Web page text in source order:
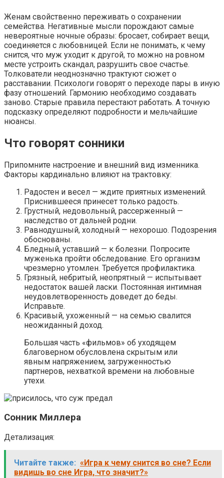
Женам свойственно переживать о сохранении
семейства. Негативные мысли порождают самые
невероятные ночные образы: бросает, собирает вещи,
соединяется с любовницей. Если не понимать, к чему
снится, что муж уходит к другой, то можно на ровном
месте устроить скандал, разрушить свое счастье.
Толкователи неоднозначно трактуют сюжет о
расставании. Психологи говорят о переходе пары в иную
фазу отношений. Гармонию необходимо создавать
заново. Старые правила перестают работать. А точную
подсказку определяют подробности и мельчайшие
нюансы.
Что говорят сонники
Припомните настроение и внешний вид изменника.
Факторы кардинально влияют на трактовку:
Радостен и весел — ждите приятных изменений.
Приснившееся принесет только радость.
Грустный, недовольный, рассерженный —
наследство от дальней родни.
Равнодушный, холодный — нехорошо. Подозрения
обоснованы.
Бледный, уставший — к болезни. Попросите
муженька пройти обследование. Его организм
чрезмерно утомлен. Требуется профилактика.
Грязный, небритый, неопрятный — испытывает
недостаток вашей ласки. Постоянная интимная
неудовлетворенность доведет до беды.
Исправьте.
Красивый, ухоженный — на семью свалится
неожиданный доход.
Большая часть «фильмов» об уходящем
благоверном обусловлена скрытым или
явным напряжением, загруженностью
партнеров, нехваткой времени на любовные
утехи.
Сонник Миллера
Детализация:
Читайте также: «Игра к чему снится во сне? Если
видишь во сне Игра, что значит?»